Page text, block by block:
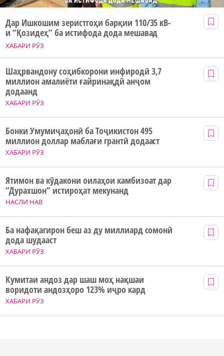
ХАБАРИ РӮЗ
Дар Ишкошим зеристгоҳи барқии 110/35 кВ-
и “Қозидеҳ” ба истифода дода мешавад
ХАБАРИ РӮЗ
Шаҳрвандону соҳибкорони инфиродӣ 3,7
миллион амалиёти ғайринақдӣ анҷом
додаанд
ХАБАРИ РӮЗ
Бонки Умумиҷаҳонӣ ба Тоҷикистон 495
миллион доллар маблағи грантӣ додааст
НАСЛИ НАВ
Ятимон ва кӯдакони оилаҳои камбизоат дар
“Дурахшон” истироҳат мекунанд
ХАБАРИ РӮЗ
Ба нафақагирон беш аз ду миллиард сомонӣ
дода шудааст
ХАБАРИ РӮЗ
Кумитаи андоз дар шаш моҳ нақшаи
воридоти андозҳоро 123% иҷро кард